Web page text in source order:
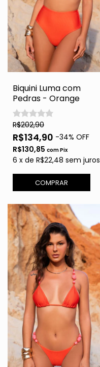
Biquini Luma com
Pedras - Orange
R$202,90
R$134,90 -34% OFF
R$130,85 comPix
6 x de R$22,48 sem juros
COMPRAR